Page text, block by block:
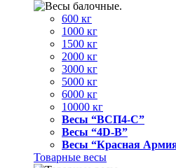
600 кг
1000 кг
1500 кг
2000 кг
3000 кг
5000 кг
6000 кг
10000 кг
Весы “ВСП4-С”
Весы “4D-В”
Весы “Красная
Товарные весы